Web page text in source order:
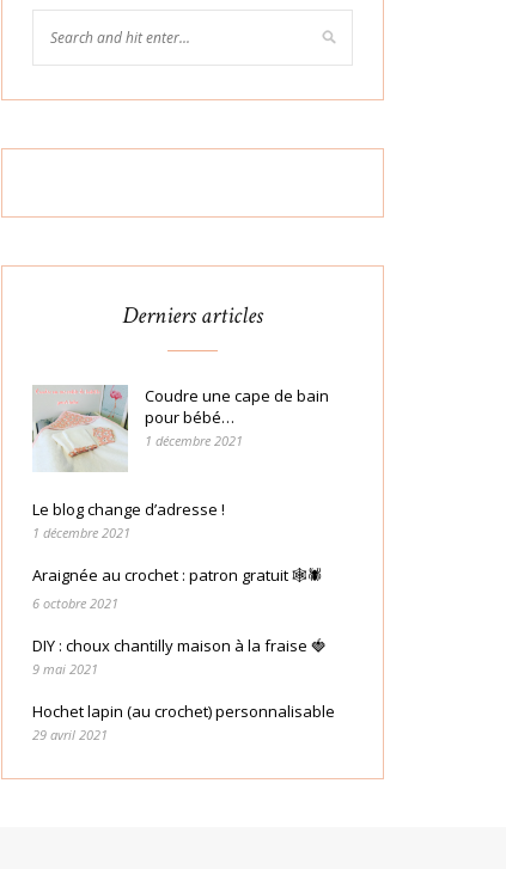
Derniers articles
Coudre une cape de bain
pour bébé…
1 décembre 2021
Le blog change d’adresse !
1 décembre 2021
Araignée au crochet : patron gratuit 🕸🕷
6 octobre 2021
DIY : choux chantilly maison à la fraise 🍓
9 mai 2021
Hochet lapin (au crochet) personnalisable
29 avril 2021